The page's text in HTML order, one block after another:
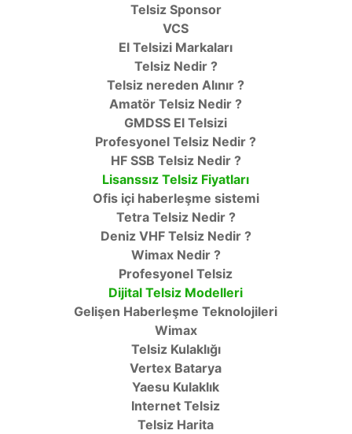
Telsiz Sponsor
VCS
El Telsizi Markaları
Telsiz Nedir ?
Telsiz nereden Alınır ?
Amatör Telsiz Nedir ?
GMDSS El Telsizi
Profesyonel Telsiz Nedir ?
HF SSB Telsiz Nedir ?
Lisanssız Telsiz Fiyatları
Ofis içi haberleşme sistemi
Tetra Telsiz Nedir ?
Deniz VHF Telsiz Nedir ?
Wimax Nedir ?
Profesyonel Telsiz
Dijital Telsiz Modelleri
Gelişen Haberleşme Teknolojileri
Wimax
Telsiz Kulaklığı
Vertex Batarya
Yaesu Kulaklık
Internet Telsiz
Telsiz Harita